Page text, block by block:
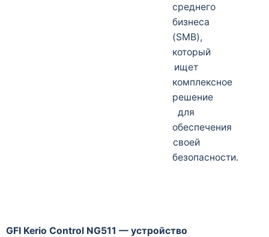
среднего
бизнеса
(SMB),
который
ищет
комплексное
решение
для
обеспечения
своей
безопасности.
GFI Kerio Control NG511 — устройство